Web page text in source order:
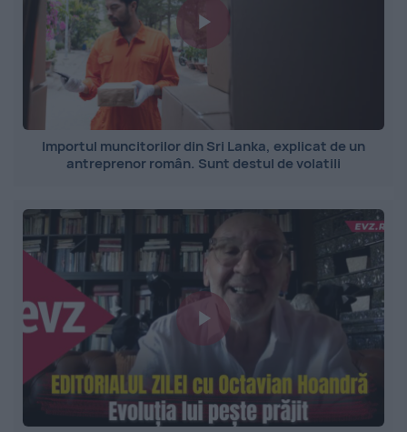
Importul muncitorilor din Sri Lanka, explicat de un
antreprenor român. Sunt destul de volatili